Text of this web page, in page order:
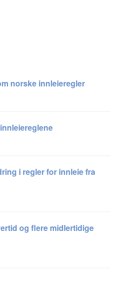
norske innleieregler
i regler for innleie fra
og flere midlertidige